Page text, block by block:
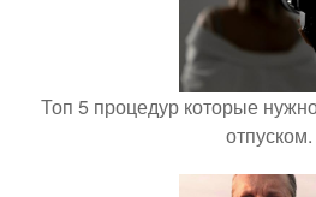
Топ 5 процедур которые
отпуском.